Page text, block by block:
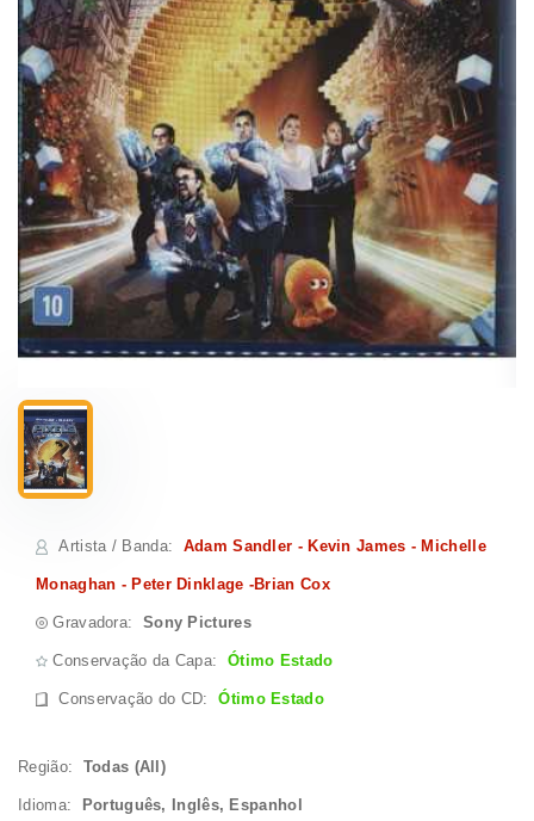
Artista / Banda: Adam Sandler - Kevin James - Michelle
Monaghan - Peter Dinklage -Brian Cox
Gravadora: Sony Pictures
Conservação da Capa: Ótimo Estado
Conservação do CD:Ótimo Estado
Região: Todas (All)
Idioma: Português, Inglês, Espanhol